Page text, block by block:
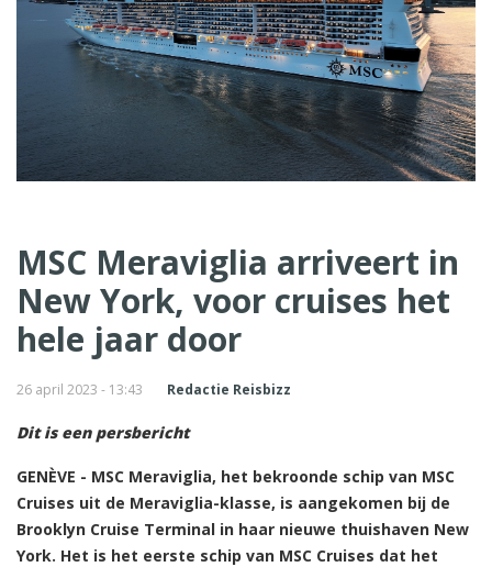
MSC Meraviglia arriveert in
New York, voor cruises het
hele jaar door
26 april 2023 - 13:43 Redactie Reisbizz
Dit is een persbericht
GENÈVE - MSC Meraviglia, het bekroonde schip van MSC
Cruises uit de Meraviglia-klasse, is aangekomen bij de
Brooklyn Cruise Terminal in haar nieuwe thuishaven New
York. Het is het eerste schip van MSC Cruises dat het